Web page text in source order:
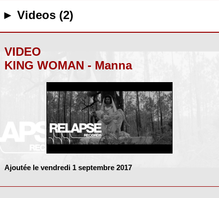
► Videos (2)
VIDEO
KING WOMAN - Manna
Ajoutée le vendredi 1 septembre 2017